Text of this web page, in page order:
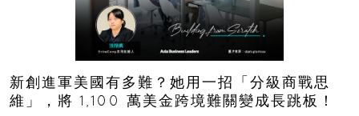
新創進軍美國有多難？她用一招「分級商戰思
維」，將 1,100 萬美金跨境難關變成長跳板！